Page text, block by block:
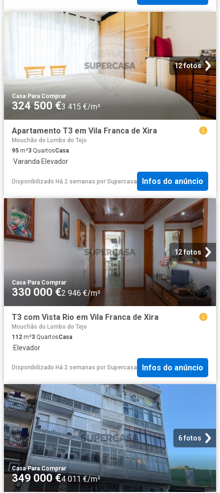
12 fotos
Casa· Para Comprar
324 500 €3 415 €/m²
Apartamento T3 em Vila Franca de Xira
Mouchão do Lombo do Tejo
95 m²3 QuartosCasa
·Varanda·Elevador
Disponibilizado Há 2 semanas por Supercasa Infos do anúncio
12 fotos
Casa·Para Comprar
330 000 €2 946 €/m²
T3 com Vista Rio em Vila Franca de Xira
Mouchão do Lombo do Tejo
112 m²3 QuartosCasa
·Elevador
Disponibilizado Há 2 semanas por Supercasa Infos do anúncio
6 fotos
Casa·Para Comprar
349 000 €4 011 €/m²